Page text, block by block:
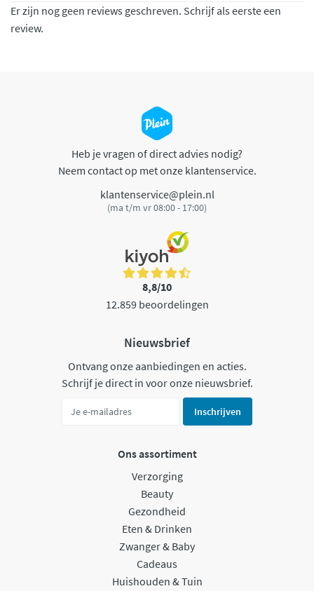
Er zijn nog geen reviews geschreven. Schrijf als eerste een
review.
Heb je vragen of direct advies nodig?
Neem contact op met onze klantenservice.
klantenservice@plein.nl
(ma t/m vr 08:00 - 17:00)
8,8/10
12.859 beoordelingen
Nieuwsbrief
Ontvang onze aanbiedingen en acties.
Schrijf je direct in voor onze nieuwsbrief.
Inschrijven
Ons assortiment
Verzorging
Beauty
Gezondheid
Eten & Drinken
Zwanger & Baby
Cadeaus
Huishouden & Tuin